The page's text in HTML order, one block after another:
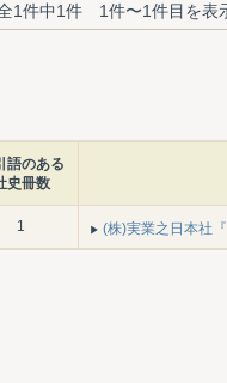
1件中1件 1件〜1件目を表
語のある
史冊数
1 (株)実業之日本社